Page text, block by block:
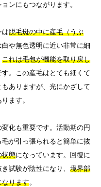
ンにもつながります。
は脱毛斑の中に産毛（うぶ
白や無色透明に近い非常に細
これは毛包が機能を取り戻し
す。この産毛はとても細くて
ありますが、光にかざして
ます。
化も重要です。活動期の円
が引っ張られると簡単に抜
状態になっています。回復に
試験が陰性になり、 境界部
なります。